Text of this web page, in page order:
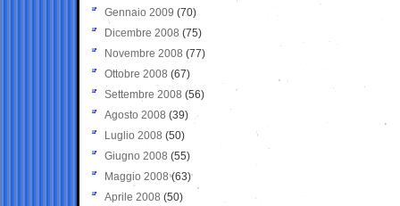
Gennaio 2009 (70)
Dicembre 2008 (75)
Novembre 2008 (77)
Ottobre 2008 (67)
Settembre 2008 (56)
Agosto 2008 (39)
Luglio 2008 (50)
Giugno 2008 (55)
Maggio 2008(63)
Aprile 2008 (50)